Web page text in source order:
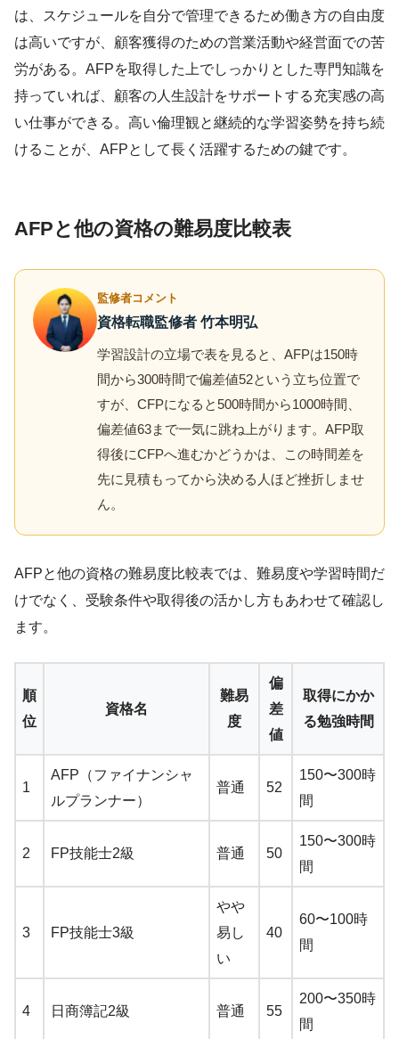
は、スケジュールを自分で管理できるため働き方の自由度
は高いですが、顧客獲得のための営業活動や経営面での苦
労がある。AFPを取得した上でしっかりとした専門知識を
持っていれば、顧客の人生設計をサポートする充実感の高
い仕事ができる。高い倫理観と継続的な学習姿勢を持ち続
けることが、AFPとして長く活躍するための鍵です。
AFPと他の資格の難易度比較表
監修者コメント
資格転職監修者 竹本明弘
学習設計の立場で表を見ると、AFPは150時
間から300時間で偏差値52という立ち位置で
すが、CFPになると500時間から1000時間、
偏差値63まで一気に跳ね上がります。AFP取
得後にCFPへ進むかどうかは、この時間差を
先に見積もってから決める人ほど挫折しませ
ん。
AFPと他の資格の難易度比較表では、難易度や学習時間だ
けでなく、受験条件や取得後の活かし方もあわせて確認し
ます。
順
位
資格名
難易
度
偏
差
値
取得にかか
る勉強時間
1
AFP（ファイナンシャ
ルプランナー）
普通 52
150〜300時
間
2 FP技能士2級 普通 50
150〜300時
間
3 FP技能士3級
やや
易し
い
40
60〜100時
間
4 日商簿記2級 普通 55
200〜350時
間